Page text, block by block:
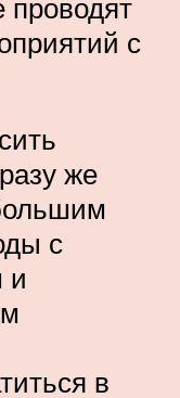
проводят
с
же
с
и
в